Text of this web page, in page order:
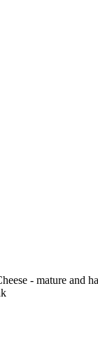
- mature and